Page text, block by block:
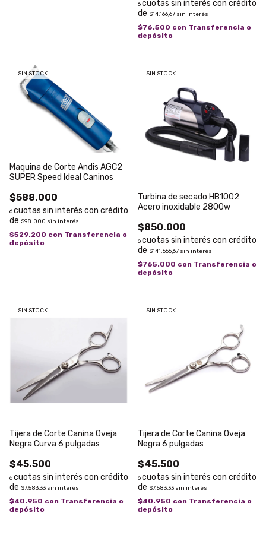
6
$14.166,67 sin interés
$76.500 con Transferencia o
depósito
SIN STOCK
Maquina de Corte Andis AGC2
SUPER Speed Ideal Caninos
$588.000
6
$98.000 sin interés
$529.200 con Transferencia o
depósito
SIN STOCK
Turbina de secado HB1002
Acero inoxidable 2800w
$850.000
6
$141.666,67 sin interés
$765.000 con Transferencia o
depósito
SIN STOCK
Tijera de Corte Canina Oveja
Negra Curva 6 pulgadas
$45.500
6
$7.583,33 sin interés
$40.950 con Transferencia o
depósito
SIN STOCK
Tijera de Corte Canina Oveja
Negra 6 pulgadas
$45.500
6
$7.583,33 sin interés
$40.950 con Transferencia o
depósito